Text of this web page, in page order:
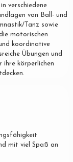
verschiedene
von Ball- und
Tanz sowie
motorischen
koordinative
Übungen und
ihre körperlichen
mit viel Spaß an